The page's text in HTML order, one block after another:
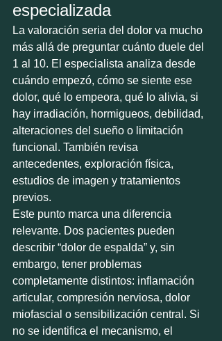
especializada
La valoración seria del dolor va mucho
más allá de preguntar cuánto duele del
1 al 10. El especialista analiza desde
cuándo empezó, cómo se siente ese
dolor, qué lo empeora, qué lo alivia, si
hay irradiación, hormigueos, debilidad,
alteraciones del sueño o limitación
funcional. También revisa
antecedentes, exploración física,
estudios de imagen y tratamientos
previos.
Este punto marca una diferencia
relevante. Dos pacientes pueden
describir “dolor de espalda” y, sin
embargo, tener problemas
completamente distintos: inflamación
articular, compresión nerviosa, dolor
miofascial o sensibilización central. Si
no se identifica el mecanismo, el